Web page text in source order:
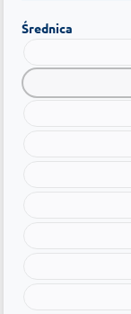
Średnica